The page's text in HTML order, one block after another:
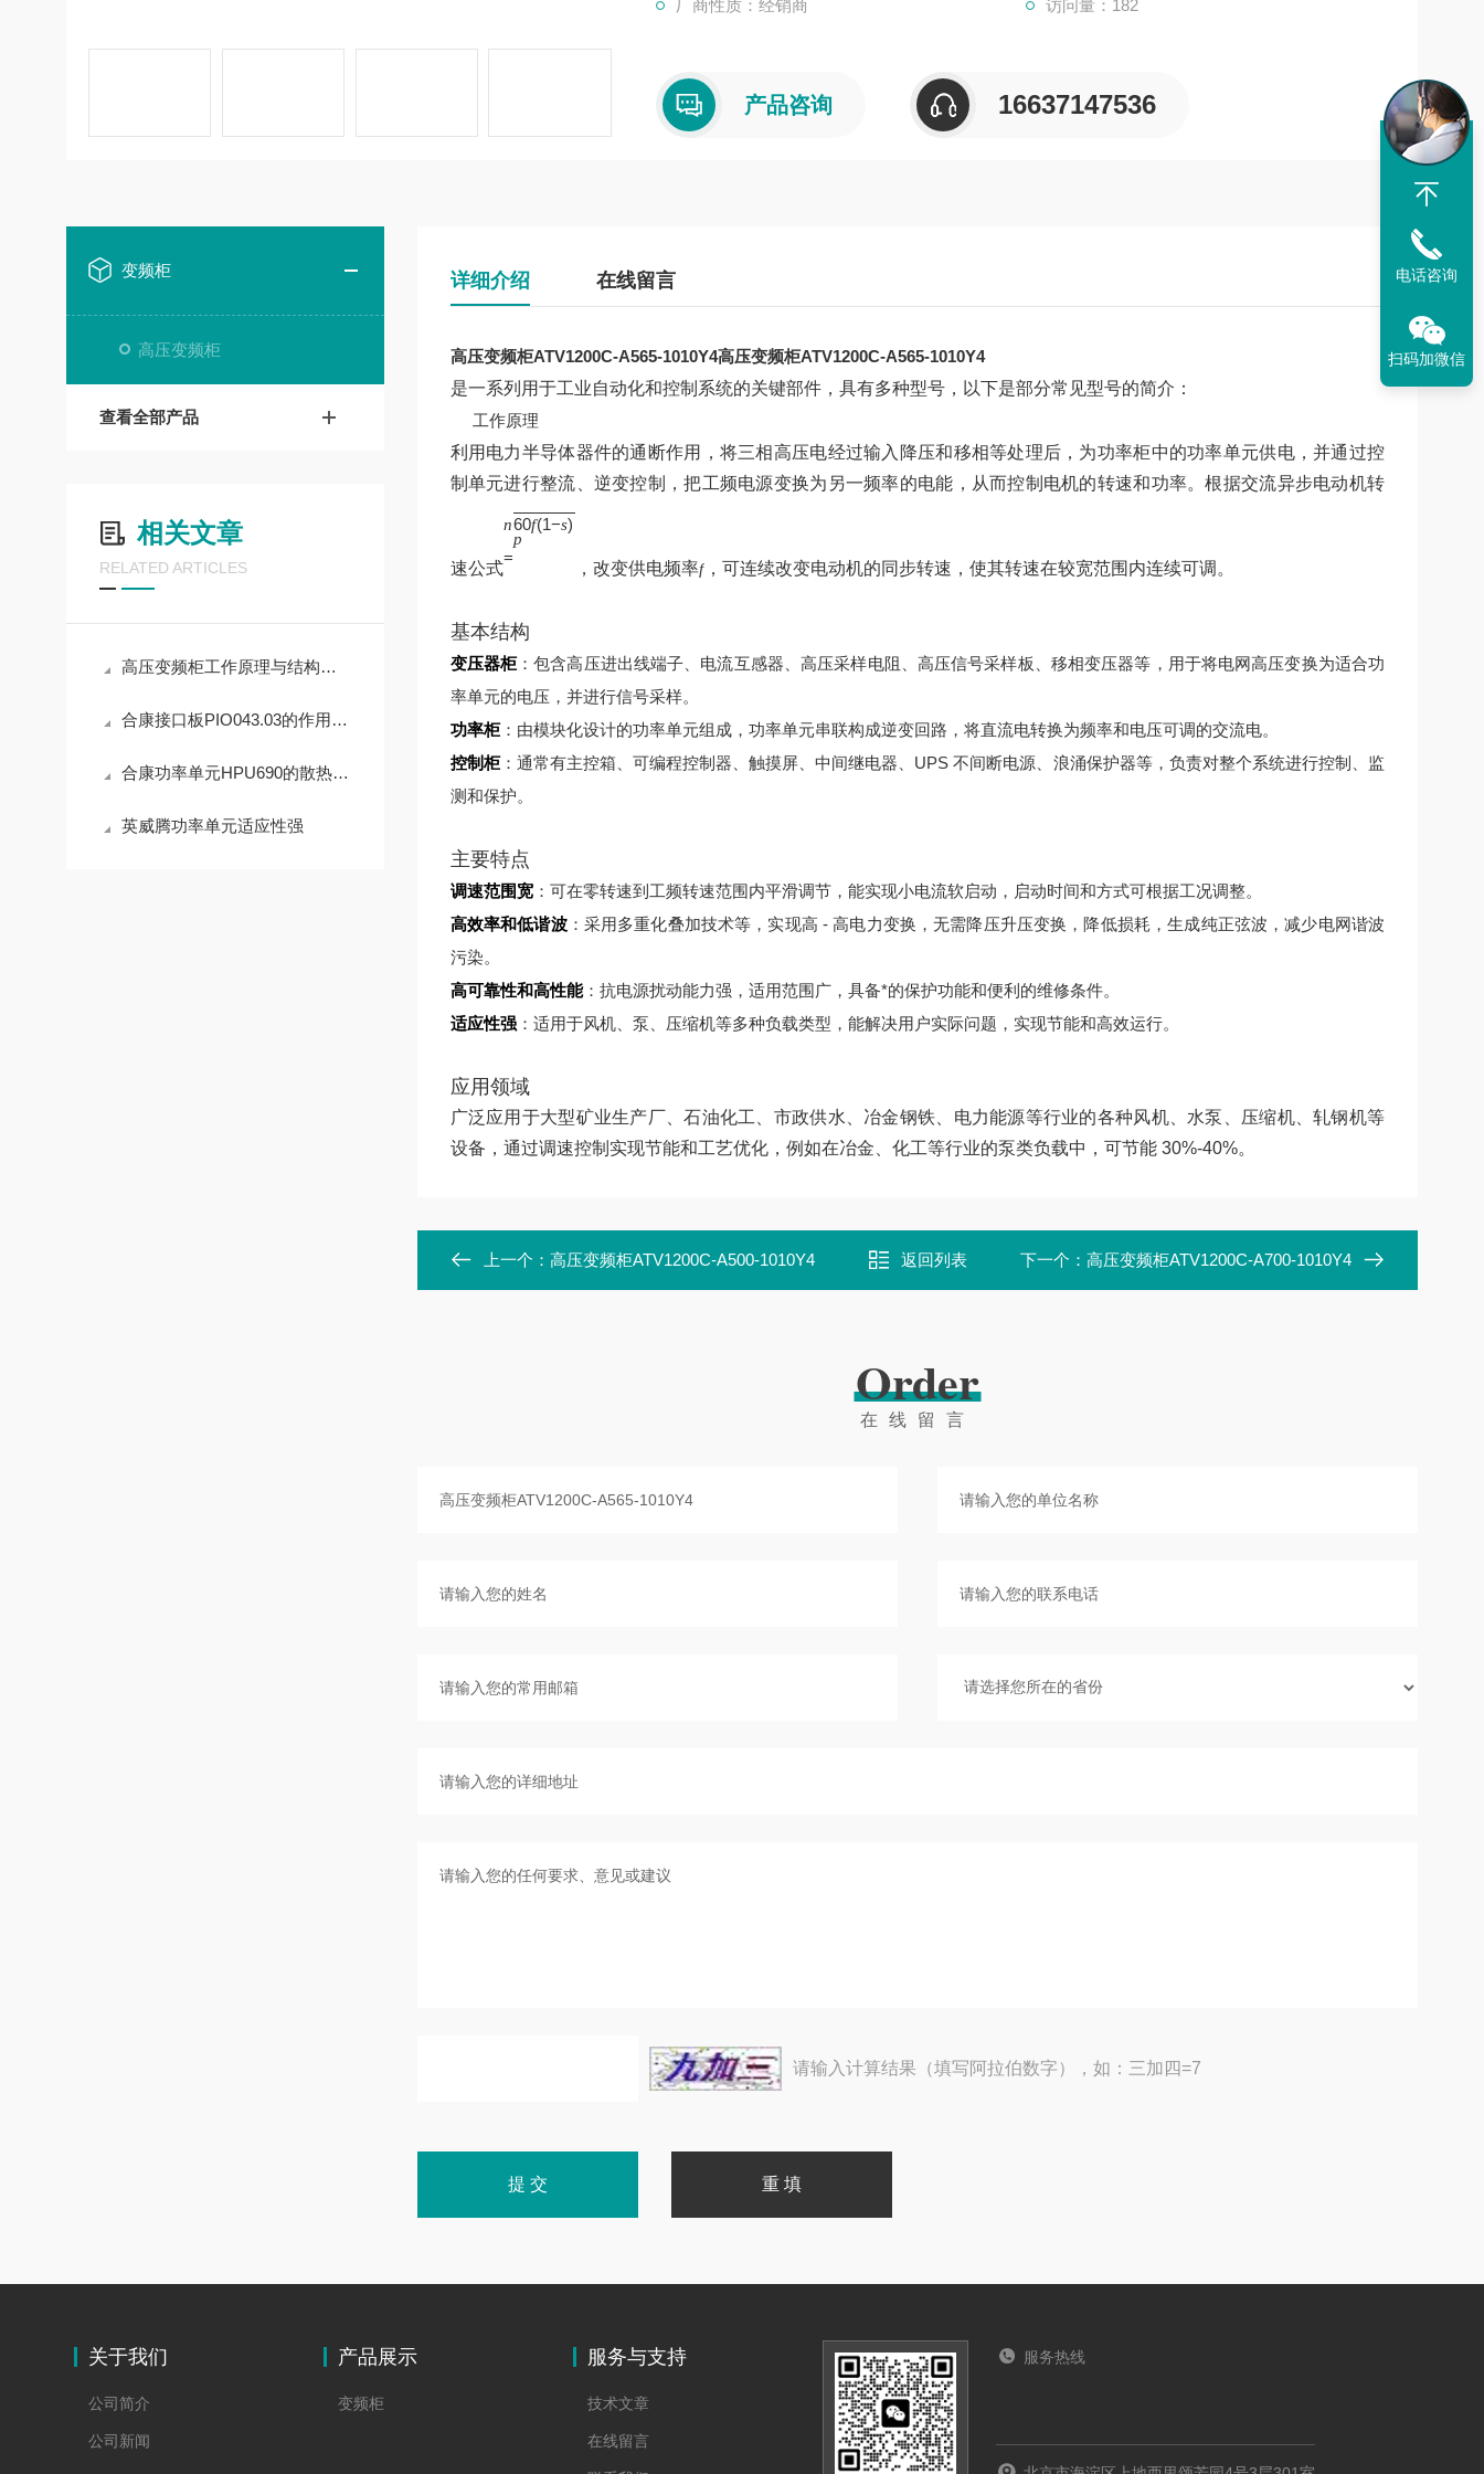
厂商性质：经销商 访问量：182
产品咨询 16637147536
变频柜
高压变频柜
查看全部产品
相关文章
RELATED ARTICLES
高压变频柜工作原理与结构介绍
合康接口板PIO043.03的作用及硬件架构原理
合康功率单元HPU690的散热设计原理
英威腾功率单元适应性强
详细介绍 在线留言
高压变频柜ATV1200C-A565-1010Y4高压变频柜ATV1200C-A565-1010Y4
是一系列用于工业自动化和控制系统的关键部件，具有多种型号，以下是部分常见型号的简介：
工作原理
利用电力半导体器件的通断作用，将三相高压电经过输入降压和移相等处理后，为功率柜中的功率单元供电，并通过控
制单元进行整流、逆变控制，把工频电源变换为另一频率的电能，从而控制电机的转速和功率。根据交流异步电动机转
速公式
n
=
p
60f(1−s)
，改变供电频率f ，可连续改变电动机的同步转速，使其转速在较宽范围内连续可调。
基本结构
变压器柜：包含高压进出线端子、电流互感器、高压采样电阻、高压信号采样板、移相变压器等，用于将电网高压变换为适合功
率单元的电压，并进行信号采样。
功率柜：由模块化设计的功率单元组成，功率单元串联构成逆变回路，将直流电转换为频率和电压可调的交流电。
控制柜：通常有主控箱、可编程控制器、触摸屏、中间继电器、UPS 不间断电源、浪涌保护器等，负责对整个系统进行控制、监
测和保护。
主要特点
调速范围宽：可在零转速到工频转速范围内平滑调节，能实现小电流软启动，启动时间和方式可根据工况调整。
高效率和低谐波：采用多重化叠加技术等，实现高 - 高电力变换，无需降压升压变换，降低损耗，生成纯正弦波，减少电网谐波
污染。
高可靠性和高性能：抗电源扰动能力强，适用范围广，具备*的保护功能和便利的维修条件。
适应性强：适用于风机、泵、压缩机等多种负载类型，能解决用户实际问题，实现节能和高效运行。
应用领域
广泛应用于大型矿业生产厂、石油化工、市政供水、冶金钢铁、电力能源等行业的各种风机、水泵、压缩机、轧钢机等
设备，通过调速控制实现节能和工艺优化，例如在冶金、化工等行业的泵类负载中，可节能 30%-40%。
上一个： 高压变频柜ATV1200C-A500-1010Y4 返回列表 下一个： 高压变频柜ATV1200C-A700-1010Y4
Order
在线留言
请输入计算结果（填写阿拉伯数字），如：三加四=7
关于我们
公司简介
公司新闻
产品展示
变频柜
服务与支持
技术文章
在线留言
服务热线
电话咨询
扫码加微信